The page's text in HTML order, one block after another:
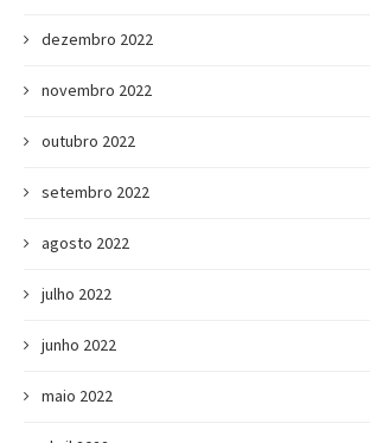
dezembro 2022
novembro 2022
outubro 2022
setembro 2022
agosto 2022
julho 2022
junho 2022
maio 2022